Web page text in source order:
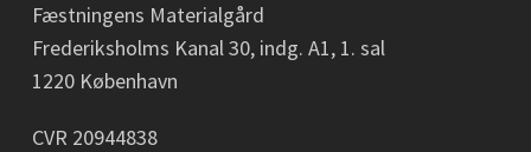
Fæstningens Materialgård
Frederiksholms Kanal 30, indg. A1, 1. sal
1220 København
CVR 20944838